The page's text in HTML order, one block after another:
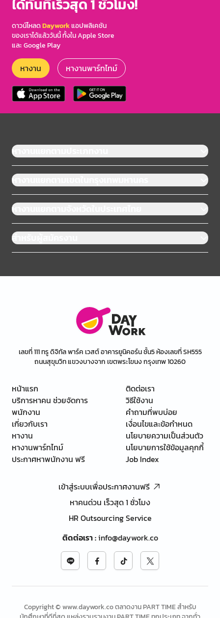
ได้ทันทีเร็วสุด 1 ชั่วโมง!
ดาวน์โหลดDayworkแอปพลิเคชัน
ของเราได้แล้ววันนี้ ทั้งใน Apple Store
และ Google Play
หางาน หางานพาร์ทไทม์
หางานแยกตามประเภทงาน
หางานแยกตามเขตในกรุงเทพมหานคร
หางานแยกตามจังหวัดในประเทศไทย
สำหรับผู้สมัครงาน
เลขที่ 111 ทรู ดิจิทัล พาร์ค เวสต์ อาคารยูนิคอร์น ชั้น5 ห้องเลขที่ SH555
ถนนสุขุมวิท แขวงบางจาก เขตพระโขนง กรุงเทพ 10260
หน้าแรก
บริการหาคน ช่วยจัดการ
พนักงาน
เกี่ยวกับเรา
หางาน
หางานพาร์ทไทม์
ประกาศหาพนักงาน ฟรี
ติดต่อเรา
วิธีใช้งาน
คำถามที่พบบ่อย
เงื่อนไขและข้อกำหนด
นโยบายความเป็นส่วนตัว
นโยบายการใช้ข้อมูลคุกกี้
Job Index
เข้าสู่ระบบเพื่อประกาศงานฟรี
หาคนด่วน เร็วสุด 1 ชั่วโมง
HR Outsourcing Service
ติดต่อเรา:info@daywork.co
Copyright © www.daywork.co ตลาดงาน PART TIME สำหรับ